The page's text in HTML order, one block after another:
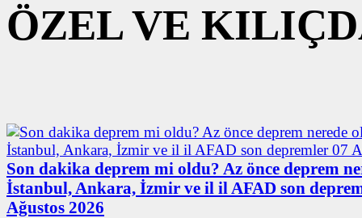
ÖZEL VE
Son dakika deprem mi oldu? Az önce deprem
İstanbul, Ankara, İzmir ve il il AFAD son
Ağustos 2026